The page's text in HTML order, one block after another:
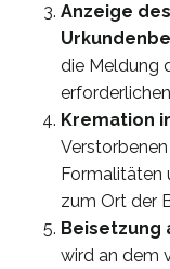
Anzeige
die Meldung
Kremation
Formalitäten
zum Ort der
Beisetzung
wird an dem